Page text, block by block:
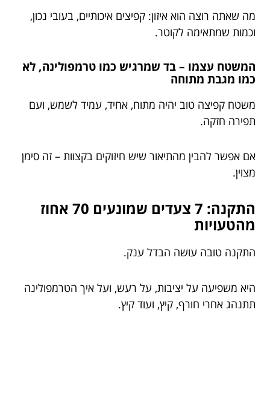
מה שאתה רוצה הוא איזון: קפיצים איכותיים, בעובי נכון,
וכמות שמתאימה לקוטר.
המשטח עצמו – בד שמרגיש כמו טרמפולינה, לא
כמו מגבת מתוחה
משטח קפיצה טוב יהיה מתוח, אחיד, עמיד לשמש, ועם
תפירה חזקה.
אם אפשר להבין מהתיאור שיש חיזוקים בקצוות – זה סימן
מצוין.
התקנה: 7 צעדים שמונעים 70 אחוז
מהטעויות
התקנה טובה עושה הבדל ענק.
היא משפיעה על יציבות, על רעש, ועל איך הטרמפולינה
תתנהג אחרי חורף, קיץ, ועוד קיץ.